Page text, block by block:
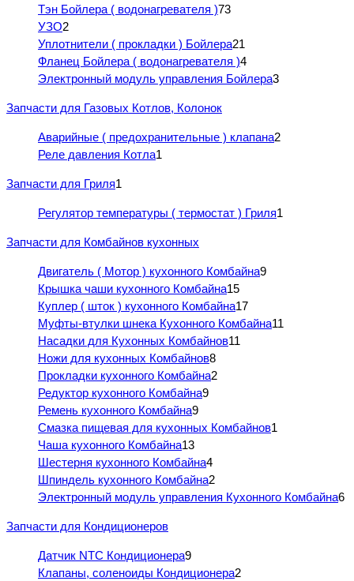
Тэн Бойлера ( водонагревателя )73
УЗО2
Уплотнители ( прокладки ) Бойлера21
Фланец Бойлера ( водонагревателя )4
Электронный модуль управления Бойлера3
Запчасти для Газовых Котлов, Колонок
Аварийные ( предохранительные ) клапана2
Реле давления Котла1
Запчасти для Гриля1
Регулятор температуры ( термостат ) Гриля1
Запчасти для Комбайнов кухонных
Двигатель ( Мотор ) кухонного Комбайна9
Крышка чаши кухонного Комбайна15
Куплер ( шток ) кухонного Комбайна17
Муфты-втулки шнека Кухонного Комбайна11
Насадки для Кухонных Комбайнов11
Ножи для кухонных Комбайнов8
Прокладки кухонного Комбайна2
Редуктор кухонного Комбайна9
Ремень кухонного Комбайна9
Смазка пищевая для кухонных Комбайнов1
Чаша кухонного Комбайна13
Шестерня кухонного Комбайна4
Шпиндель кухонного Комбайна2
Электронный модуль управления Кухонного Комбайна6
Запчасти для Кондиционеров
Датчик NTC Кондиционера9
Клапаны, соленоиды Кондиционера2